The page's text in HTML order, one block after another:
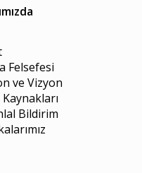
Felsefesi
ve Vizyon
Bildirim